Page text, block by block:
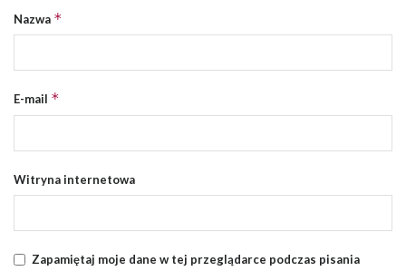
Nazwa *
E-mail *
Witryna internetowa
Zapamiętaj moje dane w tej przeglądarce podczas pisania